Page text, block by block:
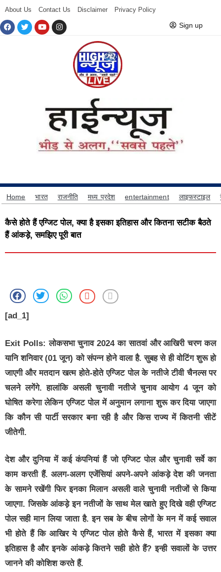
About Us Contact Us Disclaimer Privacy Policy
Sign up
Home भारत राजनीति मध्य प्रदेश entertainment लाइफस्टाइल
कैसे होते हैं एग्जिट पोल, क्या है इसका इतिहास और कितना सटीक बैठते
हैं आंकड़े, समझिए पूरी बात
[ad_1]
Exit Polls: लोकसभा चुनाव 2024 का सातवां और आखिरी चरण कल
यानि शनिवार (01 जून) को संपन्न होने वाला है. सुबह से ही वोटिंग शुरू हो
जाएगी और मतदान खत्म होते-होते एग्जिट पोल के नतीजे टीवी चैनल्स पर
चलने लगेंगे. हालांकि असली चुनावी नतीजे चुनाव आयोग 4 जून को
घोषित करेगा लेकिन एग्जिट पोल में अनुमान लगाना शुरू कर दिया जाएगा
कि कौन सी पार्टी सरकार बना रही है और किस राज्य में कितनी सीटें
जीतेगी.
देश और दुनिया में कई कंपनियां हैं जो एग्जिट पोल और चुनावी सर्वे का
काम करती हैं. अलग-अलग एजेंसियां अपने-अपने आंकड़े देश की जनता
के सामने रखेंगी फिर इनका मिलान असली वाले चुनावी नतीजों से किया
जाएगा. जिसके आंकड़े इन नतीजों के साथ मेल खाते हुए दिखे वही एग्जिट
पोल सही मान लिया जाता है. इन सब के बीच लोगों के मन में कई सवाल
भी होते हैं कि आखिर ये एग्जिट पोल होते कैसे हैं, भारत में इसका क्या
इतिहास है और इनके आंकड़े कितने सही होते हैं? इन्ही सवालों के उत्तर
जानने की कोशिश करते हैं.